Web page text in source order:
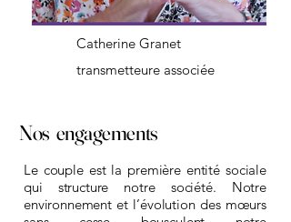
Catherine Granet
transmetteure associée
Nos engagements
Le couple est la première entité sociale
qui structure notre société. Notre
environnement et l’évolution des mœurs